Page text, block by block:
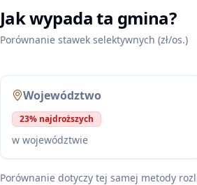
Jak wypada ta gmina?
Porównanie stawek selektywnych (zł/os.)
Województwo
23% najdroższych
w województwie
Porównanie dotyczy tej samej metody